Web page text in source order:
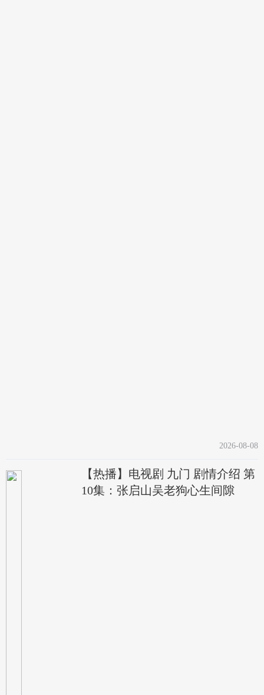
2026-08-08
【热播】电视剧 九门 剧情介绍 第
10集：张启山吴老狗心生间隙